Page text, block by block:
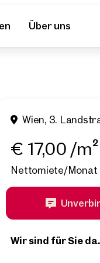
Über uns
Wien, 3.
€ 17,00 /m²
Nettomiete/Monat
Wir sind für Sie da.